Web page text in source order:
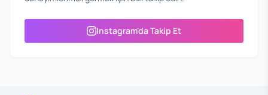
Instagram'da Takip Et